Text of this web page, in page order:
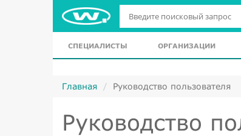
СПЕЦИАЛИСТЫ ОРГАНИЗАЦИИ
Главная Руководство пользователя
Руководство